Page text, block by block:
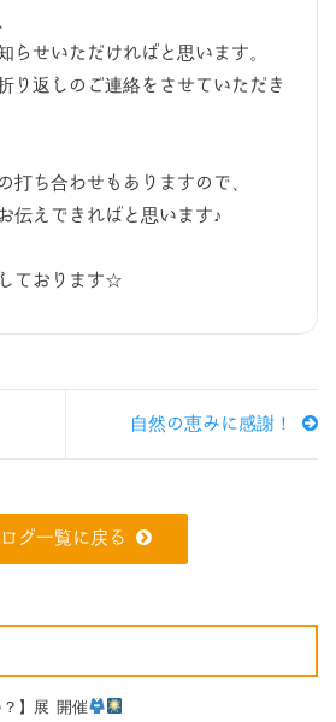
らせいただければと思います。
り返しのご連絡をさせていただき
打ち合わせもありますので、
伝えできればと思います♪
ております☆
自然の恵みに感謝！
グ一覧に戻る
？】展 開催